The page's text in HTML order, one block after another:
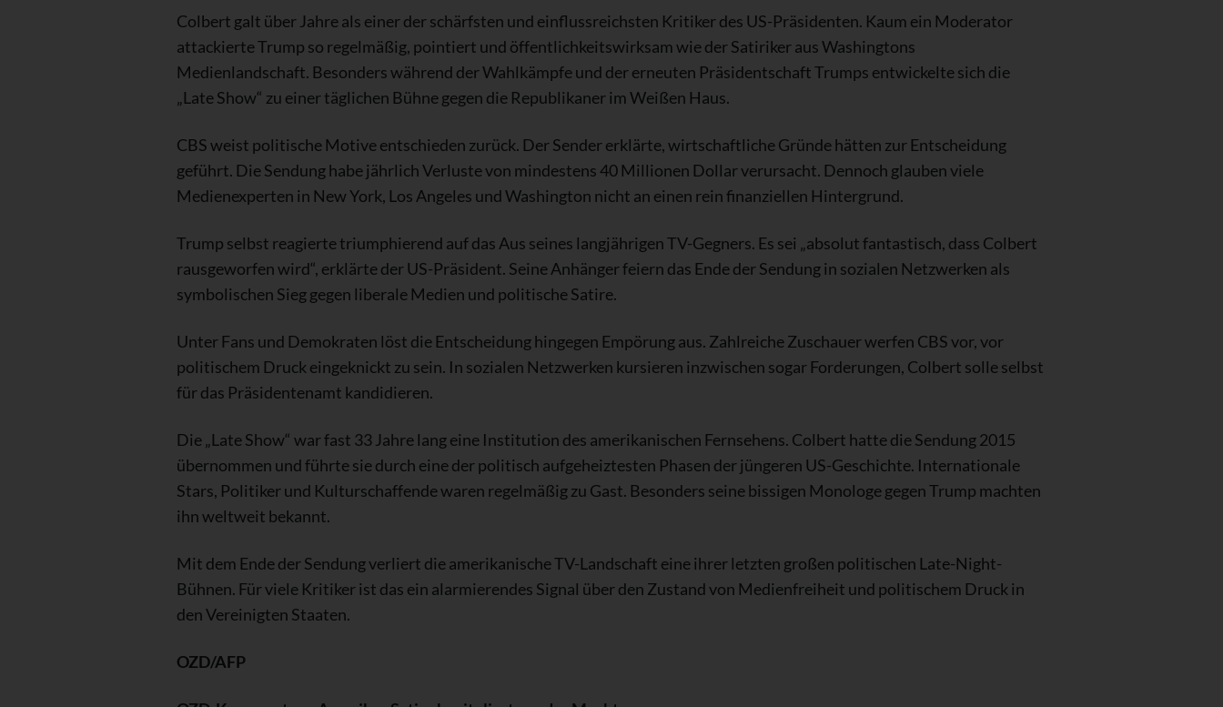
Colbert galt über Jahre als einer der schärfsten und einflussreichsten Kritiker des US-Präsidenten. Kaum ein Moderator
attackierte Trump so regelmäßig, pointiert und öffentlichkeitswirksam wie der Satiriker aus Washingtons
Medienlandschaft. Besonders während der Wahlkämpfe und der erneuten Präsidentschaft Trumps entwickelte sich die
„Late Show“ zu einer täglichen Bühne gegen die Republikaner im Weißen Haus.
CBS weist politische Motive entschieden zurück. Der Sender erklärte, wirtschaftliche Gründe hätten zur Entscheidung
geführt. Die Sendung habe jährlich Verluste von mindestens 40 Millionen Dollar verursacht. Dennoch glauben viele
Medienexperten in New York, Los Angeles und Washington nicht an einen rein finanziellen Hintergrund.
Trump selbst reagierte triumphierend auf das Aus seines langjährigen TV-Gegners. Es sei „absolut fantastisch, dass Colbert
rausgeworfen wird“, erklärte der US-Präsident. Seine Anhänger feiern das Ende der Sendung in sozialen Netzwerken als
symbolischen Sieg gegen liberale Medien und politische Satire.
Unter Fans und Demokraten löst die Entscheidung hingegen Empörung aus. Zahlreiche Zuschauer werfen CBS vor, vor
politischem Druck eingeknickt zu sein. In sozialen Netzwerken kursieren inzwischen sogar Forderungen, Colbert solle selbst
für das Präsidentenamt kandidieren.
Die „Late Show“ war fast 33 Jahre lang eine Institution des amerikanischen Fernsehens. Colbert hatte die Sendung 2015
übernommen und führte sie durch eine der politisch aufgeheiztesten Phasen der jüngeren US-Geschichte. Internationale
Stars, Politiker und Kulturschaffende waren regelmäßig zu Gast. Besonders seine bissigen Monologe gegen Trump machten
ihn weltweit bekannt.
Mit dem Ende der Sendung verliert die amerikanische TV-Landschaft eine ihrer letzten großen politischen Late-Night-
Bühnen. Für viele Kritiker ist das ein alarmierendes Signal über den Zustand von Medienfreiheit und politischem Druck in
den Vereinigten Staaten.
OZD/AFP